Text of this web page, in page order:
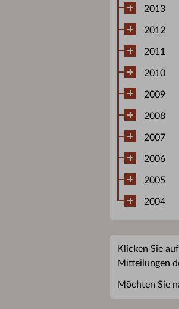
2013
2012
2011
2010
2009
2008
2007
2006
2005
2004
Klicken Sie
Mitteilungen
Möchten Sie